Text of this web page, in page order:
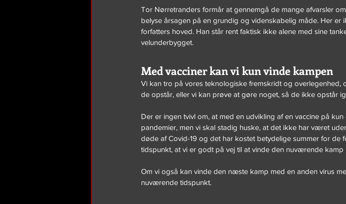
Tor Nørretranders formår at gennemgå de mange afvarsler
belyse årsagen på en grundig og videnskabelig måde. Her er
forfatters hoved. Han står rent faktisk ikke alene med sine
velunderbygget.
Med vacciner kan vi kun vinde kampen
Vi kan tro på vores teknologiske fremskridt og overlegenhed,
de opstår, eller vi kan prøve at gøre noget, så de ikke opstår
Der er ingen tvivl om, at med en udvikling af en vaccine på
pandemier, men vi skal stadig huske, at det ikke har været
døde af Covid-19 og det har kostet betydelige summer for de
tidspunkt, at vi er godt på vej til at vinde den nuværende kamp
Om vi også kan vinde den næste kamp med en anden virus
nuværende tidspunkt.